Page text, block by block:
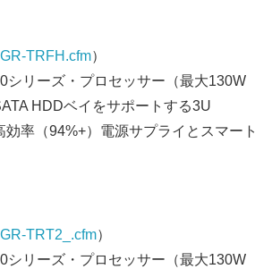
TRFH.cfm）
リーズ・プロセッサー（最大130W
HDDベイをサポートする3U
率（94%+）電源サプライとスマート
TRT2_.cfm）
リーズ・プロセッサー（最大130W